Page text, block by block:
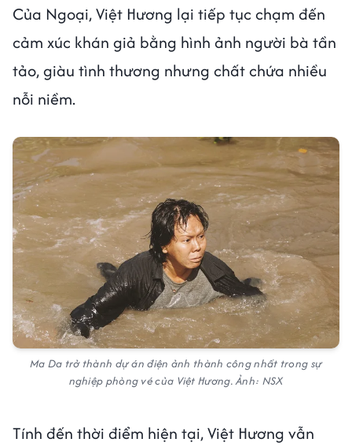
Của Ngoại, Việt Hương lại tiếp tục chạm đến
cảm xúc khán giả bằng hình ảnh người bà tần
tảo, giàu tình thương nhưng chất chứa nhiều
nỗi niềm.
Ma Da trở thành dự án điện ảnh thành công nhất trong sự
nghiệp phòng vé của Việt Hương. Ảnh: NSX
Tính đến thời điểm hiện tại, Việt Hương vẫn